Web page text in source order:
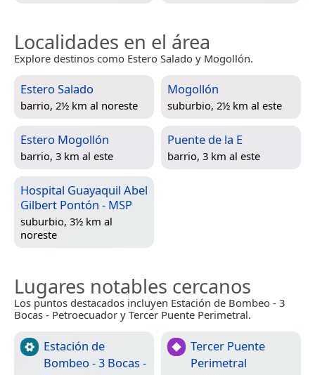
Localidades en el área
Explore destinos como Estero Salado y Mogollón.
Estero Salado
barrio, 2½ km al noreste
Mogollón
suburbio, 2½ km al este
Estero Mogollón
barrio, 3 km al este
Puente de la E
barrio, 3 km al este
Hospital Guayaquil Abel
Gilbert Pontón - MSP
suburbio, 3½ km al
noreste
Lugares notables cercanos
Los puntos destacados incluyen Estación de Bombeo - 3
Bocas - Petroecuador y Tercer Puente Perimetral.
Estación de
Bombeo - 3 Bocas -
Tercer Puente
Perimetral